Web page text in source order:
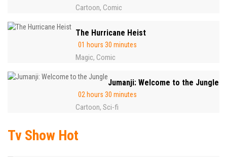
Cartoon, Comic
The Hurricane Heist
01 hours 30 minutes
Magic, Comic
Jumanji: Welcome to the Jungle
02 hours 30 minutes
Cartoon, Sci-fi
Tv Show Hot